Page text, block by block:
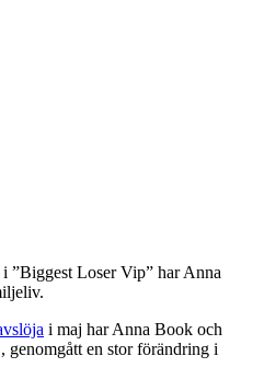
”Biggest Loser Vip” har Anna
i maj har Anna Book och
genomgått en stor förändring i